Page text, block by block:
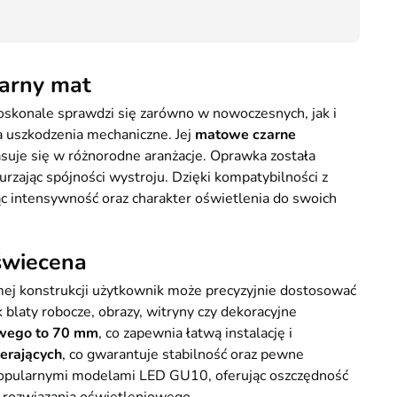
mat
sprawdzi się zarówno w nowoczesnych, jak i
mechaniczne. Jej matowe czarne
się w różnorodne aranżacje. Oprawka została
spójności wystroju. Dzięki kompatybilności z
intensywność oraz charakter oświetlenia do swoich
konstrukcji użytkownik może precyzyjnie dostosować
robocze, obrazy, witryny czy dekoracyjne
to 70 mm, co zapewnia łatwą instalację i
, co gwarantuje stabilność oraz pewne
modelami LED GU10, oferując oszczędność